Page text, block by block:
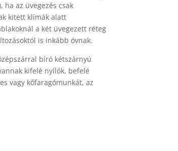
ha az üvegezés csak
kitett klímák alatt
a két üvegezett réteg
is inkább óvnak.
bíró kétszárnyú
kifelé nyílók, befelé
vagy kőfaragómunkát, az